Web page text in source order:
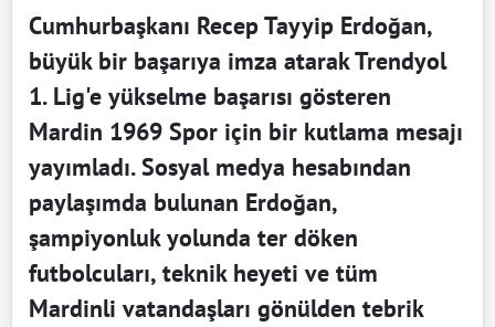
Cumhurbaşkanı Recep Tayyip Erdoğan,
büyük bir başarıya imza atarak Trendyol
1. Lig'e yükselme başarısı gösteren
Mardin 1969 Spor için bir kutlama mesajı
yayımladı. Sosyal medya hesabından
paylaşımda bulunan Erdoğan,
şampiyonluk yolunda ter döken
futbolcuları, teknik heyeti ve tüm
Mardinli vatandaşları gönülden tebrik